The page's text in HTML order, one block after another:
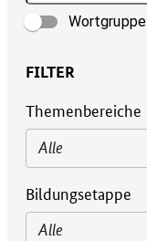
Wortgruppe
FILTER
Themenbereiche
Alle
Bildungsetappe
Alle